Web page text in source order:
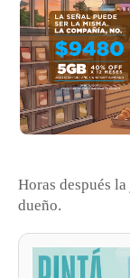
Horas después
dueño.